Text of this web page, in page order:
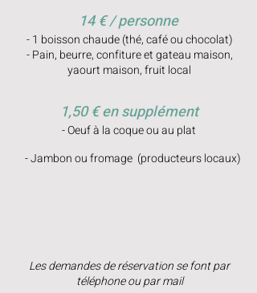
14 € / personne
- 1 boisson chaude (thé, café ou chocolat)
- Pain, beurre, confiture et gateau maison,
yaourt maison, fruit local
1,50 € en supplément
- Oeuf à la coque ou au plat
- Jambon ou fromage (producteurs locaux)
Les demandes de réservation se font par
téléphone ou par mail